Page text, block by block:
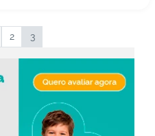
2 3